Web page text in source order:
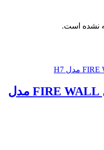
نشده است.
چشم بیسیم فایروال FIRE WALL مدل